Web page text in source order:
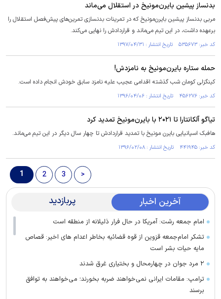
بدنساز پیشین بایرن‌مونیخ در استقلال می‌ماند
مربی بدنساز پیشین بایرن‌مونیخ که در تمرینات بدنسازی تمرین‌های پیش‌فصل استقلال را
برعهده داشت، در این تیم می‌ماند و قراردادش را نهایی می‌کند.
کد خبر: ۵۳۵۶۷۳ تاریخ انتشار : ۱۳۹۷/۰۴/۳۱
حمله ستاره بایرن‌مونیخ به نامزدش!
کینگزلی کومان شب گذشته اقدامی عجیب علیه نامزد سابق خودش انجام داده است.
کد خبر: ۴۵۶۲۷۶ تاریخ انتشار : ۱۳۹۶/۰۴/۰۶
تیاگو آلکانتارا تا ۲۰۲۱ با بایرن‌مونیخ تمدید کرد
هافبک اسپانیایی بایرن مونیخ با تمدید قراردادش تا چهار سال دیگر در این تیم می‌ماند.
کد خبر: ۴۴۱۹۴۵ تاریخ انتشار : ۱۳۹۶/۰۲/۰۸
1 2 3 >
آخرین اخبار پربازدید
امام جمعه رشت: آمریکا در حال فرار ذلیلانه از منطقه است
تشکر امام‌جمعه قزوین از قوه قضائیه بخاطر اعدام های اخیر: قصاص
مایه حیات بشر است
۲ مرد جوان در چهارمحال و بختیاری غرق شدند
ترامپ: مقامات ایرانی نمی‌خواهند ضربه بخورند؛ می‌خواهند به توافق
برسند